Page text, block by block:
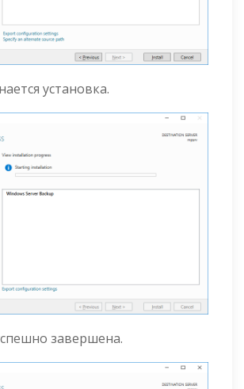
установка.
завершена.